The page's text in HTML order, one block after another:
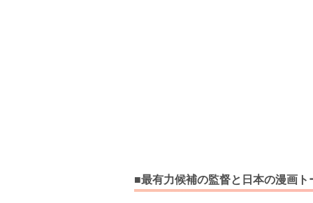
■最有力候補の監督と日本の漫画ト